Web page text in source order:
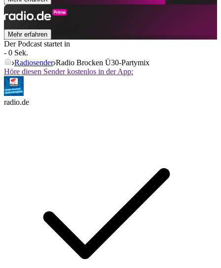
Mehr erfahren
Der Podcast startet in
- 0 Sek.
Radiosender Radio Brocken Ü30-Partymix
Höre diesen Sender kostenlos in der App:
radio.de